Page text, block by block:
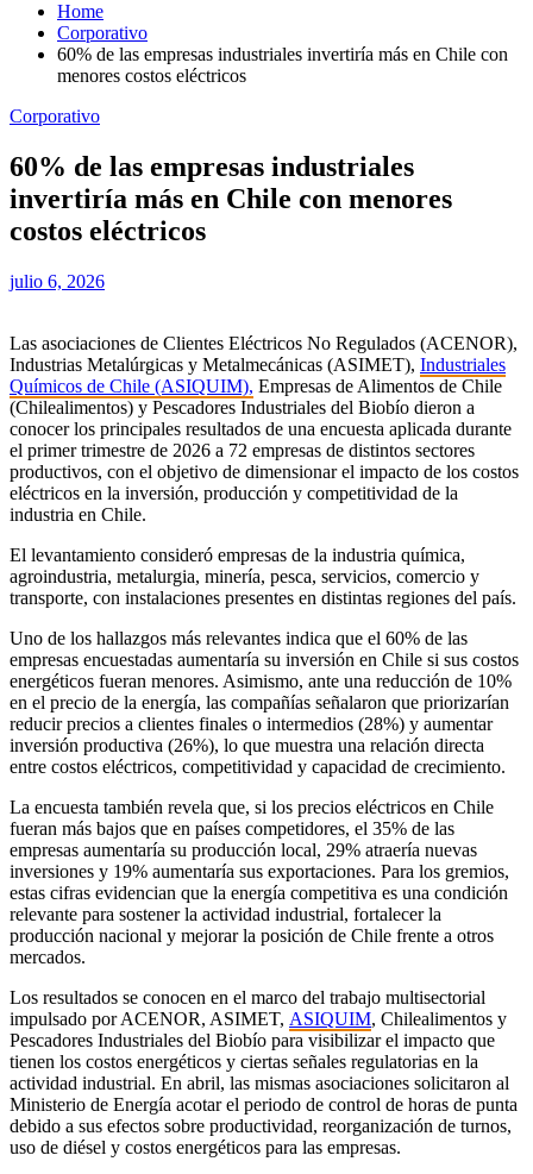
Home
Corporativo
60% de las empresas industriales invertiría más en Chile con
menores costos eléctricos
Corporativo
60% de las empresas industriales
invertiría más en Chile con menores
costos eléctricos
julio 6, 2026
Las asociaciones de Clientes Eléctricos No Regulados (ACENOR),
Industrias Metalúrgicas y Metalmecánicas (ASIMET), Industriales
Químicos de Chile (ASIQUIM), Empresas de Alimentos de Chile
(Chilealimentos) y Pescadores Industriales del Biobío dieron a
conocer los principales resultados de una encuesta aplicada durante
el primer trimestre de 2026 a 72 empresas de distintos sectores
productivos, con el objetivo de dimensionar el impacto de los costos
eléctricos en la inversión, producción y competitividad de la
industria en Chile.
El levantamiento consideró empresas de la industria química,
agroindustria, metalurgia, minería, pesca, servicios, comercio y
transporte, con instalaciones presentes en distintas regiones del país.
Uno de los hallazgos más relevantes indica que el 60% de las
empresas encuestadas aumentaría su inversión en Chile si sus costos
energéticos fueran menores. Asimismo, ante una reducción de 10%
en el precio de la energía, las compañías señalaron que priorizarían
reducir precios a clientes finales o intermedios (28%) y aumentar
inversión productiva (26%), lo que muestra una relación directa
entre costos eléctricos, competitividad y capacidad de crecimiento.
La encuesta también revela que, si los precios eléctricos en Chile
fueran más bajos que en países competidores, el 35% de las
empresas aumentaría su producción local, 29% atraería nuevas
inversiones y 19% aumentaría sus exportaciones. Para los gremios,
estas cifras evidencian que la energía competitiva es una condición
relevante para sostener la actividad industrial, fortalecer la
producción nacional y mejorar la posición de Chile frente a otros
mercados.
Los resultados se conocen en el marco del trabajo multisectorial
impulsado por ACENOR, ASIMET, ASIQUIM, Chilealimentos y
Pescadores Industriales del Biobío para visibilizar el impacto que
tienen los costos energéticos y ciertas señales regulatorias en la
actividad industrial. En abril, las mismas asociaciones solicitaron al
Ministerio de Energía acotar el periodo de control de horas de punta
debido a sus efectos sobre productividad, reorganización de turnos,
uso de diésel y costos energéticos para las empresas.